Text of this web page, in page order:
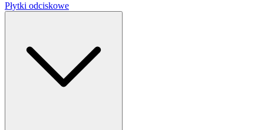
Płytki odciskowe